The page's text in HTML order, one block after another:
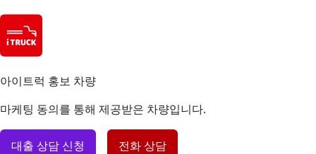
아이트럭 홍보 차량
마케팅 동의를 통해 제공받은 차량입니다.
대출 상담 신청 전화 상담